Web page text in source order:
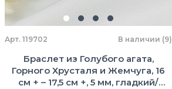
Арт. 119702 В наличии (9)
Браслет из Голубого агата,
Горного Хрусталя и Жемчуга, 16
см + – 17,5 см +, 5 мм, гладкий/